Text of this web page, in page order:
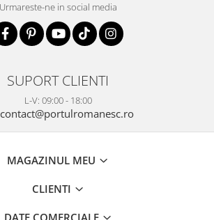
Urmareste-ne in social media
SUPORT CLIENTI
L-V: 09:00 - 18:00
contact@portulromanesc.ro
MAGAZINUL MEU
CLIENTI
DATE COMERCIALE